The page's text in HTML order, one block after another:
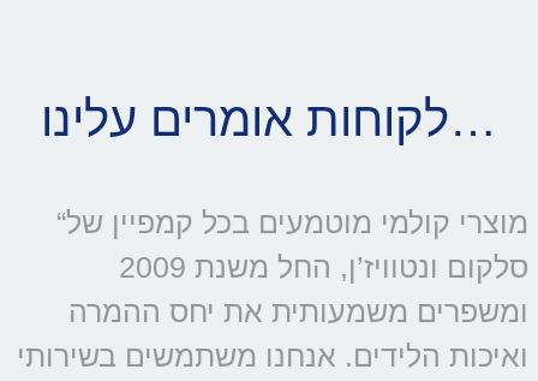
לקוחות אומרים עלינו…
“מוצרי קולמי מוטמעים בכל קמפיין של
סלקום ונטוויז’ן, החל משנת 2009
ומשפרים משמעותית את יחס ההמרה
ואיכות הלידים. אנחנו משתמשים בשירותי